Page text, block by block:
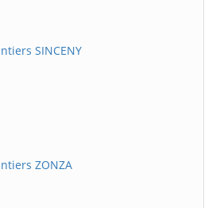
SINCENY
ZONZA